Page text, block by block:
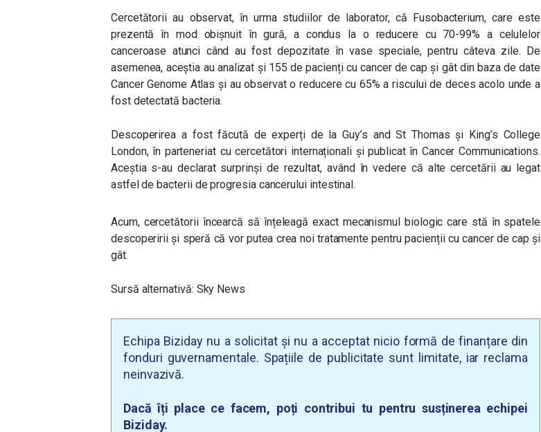
Cercetătorii au observat, în urma studiilor de laborator, că Fusobacterium, care este
prezentă în mod obișnuit în gură, a condus la o reducere cu 70-99% a celulelor
canceroase atunci când au fost depozitate în vase speciale, pentru câteva zile. De
asemenea, aceștia au analizat și 155 de pacienți cu cancer de cap și gât din baza de date
Cancer Genome Atlas și au observat o reducere cu 65% a riscului de deces acolo unde a
fost detectată bacteria.
Descoperirea a fost făcută de experți de la Guy’s and St Thomas și King’s College
London, în parteneriat cu cercetători internaționali și publicat în Cancer Communications.
Aceștia s-au declarat surprinși de rezultat, având în vedere că alte cercetării au legat
astfel de bacterii de progresia cancerului intestinal.
Acum, cercetătorii încearcă să înțeleagă exact mecanismul biologic care stă în spatele
descoperirii și speră că vor putea crea noi tratamente pentru pacienții cu cancer de cap și
gât.
Sursă alternativă: Sky News
Echipa Biziday nu a solicitat și nu a acceptat nicio formă de finanțare din
fonduri guvernamentale. Spațiile de publicitate sunt limitate, iar reclama
neinvazivă.
Dacă îți place ce facem, poți contribui tu pentru susținerea echipei
Biziday.